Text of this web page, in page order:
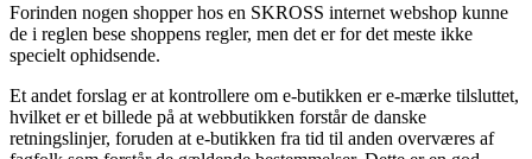
Forinden nogen shopper hos en SKROSS internet webshop kunne
de i reglen bese shoppens regler, men det er for det meste ikke
specielt ophidsende.
Et andet forslag er at kontrollere om e-butikken er e-mærke tilsluttet,
hvilket er et billede på at webbutikken forstår de danske
retningslinjer, foruden at e-butikken fra tid til anden overværes af